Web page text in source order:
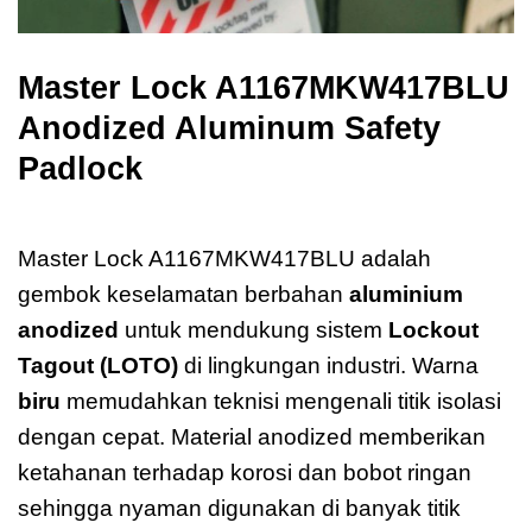
Master Lock A1167MKW417BLU
Anodized Aluminum Safety
Padlock
Master Lock A1167MKW417BLU adalah
gembok keselamatan berbahan aluminium
anodized untuk mendukung sistem Lockout
Tagout (LOTO) di lingkungan industri. Warna
biru memudahkan teknisi mengenali titik isolasi
dengan cepat. Material anodized memberikan
ketahanan terhadap korosi dan bobot ringan
sehingga nyaman digunakan di banyak titik